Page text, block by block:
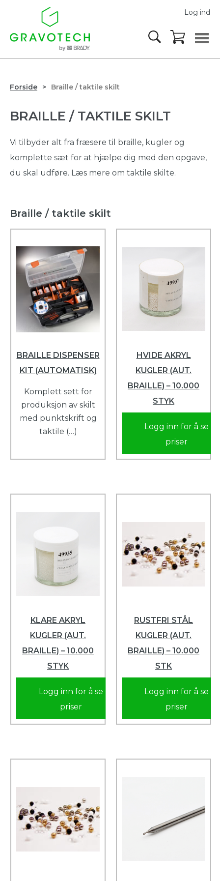
Log ind
Forside Braille / taktile skilt
BRAILLE / TAKTILE SKILT
Vi tilbyder alt fra fræsere til braille, kugler og
komplette sæt for at hjælpe dig med den opgave,
du skal udføre. Læs mere om taktile skilte.
Braille / taktile skilt
BRAILLE DISPENSER
KIT (AUTOMATISK)
Komplett sett for
produksjon av skilt
med punktskrift og
taktile (…)
HVIDE AKRYL
KUGLER (AUT.
BRAILLE) – 10.000
STYK
Logg inn for å se
priser
KLARE AKRYL
KUGLER (AUT.
BRAILLE) – 10.000
STYK
Logg inn for å se
priser
RUSTFRI STÅL
KUGLER (AUT.
BRAILLE) – 10.000
STK
Logg inn for å se
priser